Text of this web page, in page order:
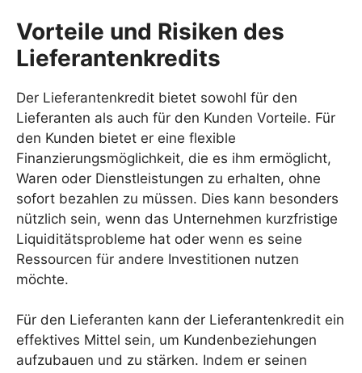
Vorteile und Risiken des
Lieferantenkredits
Der Lieferantenkredit bietet sowohl für den
Lieferanten als auch für den Kunden Vorteile. Für
den Kunden bietet er eine flexible
Finanzierungsmöglichkeit, die es ihm ermöglicht,
Waren oder Dienstleistungen zu erhalten, ohne
sofort bezahlen zu müssen. Dies kann besonders
nützlich sein, wenn das Unternehmen kurzfristige
Liquiditätsprobleme hat oder wenn es seine
Ressourcen für andere Investitionen nutzen
möchte.
Für den Lieferanten kann der Lieferantenkredit ein
effektives Mittel sein, um Kundenbeziehungen
aufzubauen und zu stärken. Indem er seinen